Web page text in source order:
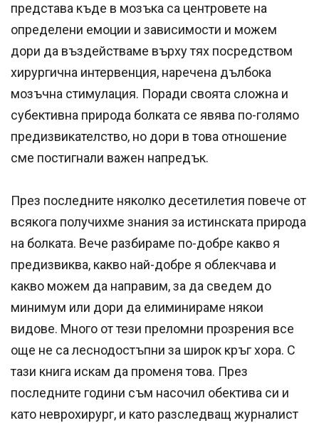
представа къде в мозъка са центровете на
определени емоции и зависимости и можем
дори да въздействаме върху тях посредством
хирургична интервенция, наречена дълбока
мозъчна стимулация. Поради своята сложна и
субективна природа болката се явява по-голямо
предизвикателство, но дори в това отношение
сме постигнали важен напредък.
През последните няколко десетилетия повече от
всякога получихме знания за истинската природа
на болката. Вече разбираме по-добре какво я
предизвиква, какво най-добре я облекчава и
какво можем да направим, за да сведем до
минимум или дори да елиминираме някои
видове. Много от тези преломни прозрения все
още не са леснодостъпни за широк кръг хора. С
тази книга искам да променя това. През
последните години съм насочил обектива си и
като неврохирург, и като разследващ журналист